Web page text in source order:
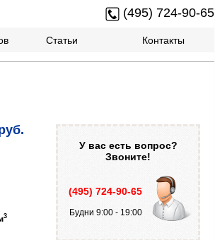
(495) 724-90-65
Статьи Контакты
3
У вас есть вопрос?
Звоните!
(495) 724-90-65
Будни 9:00 - 19:00